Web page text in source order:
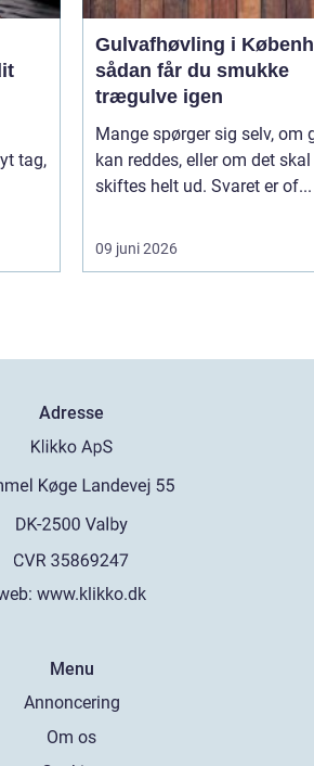
tag,
Gulvafhøvling i
sådan får du smukke
trægulve igen
Mange spørger sig selv, om
kan reddes, eller om det skal
skiftes helt ud. Svaret er of...
09 juni 2026
Adresse
www.klikko.dk
Menu
Annoncering
Om os